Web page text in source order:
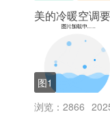
美的冷暖空调
图1
浏览：2866